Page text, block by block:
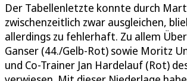
Der Tabellenletzte konnte durch
zwischenzeitlich zwar ausgleichen,
allerdings zu fehlerhaft. Zu allem
Ganser (44./Gelb-Rot) sowie Moritz
und Co-Trainer Jan Hardelauf (Rot)